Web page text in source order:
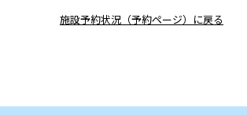
施設予約状況（予約ページ）に戻る